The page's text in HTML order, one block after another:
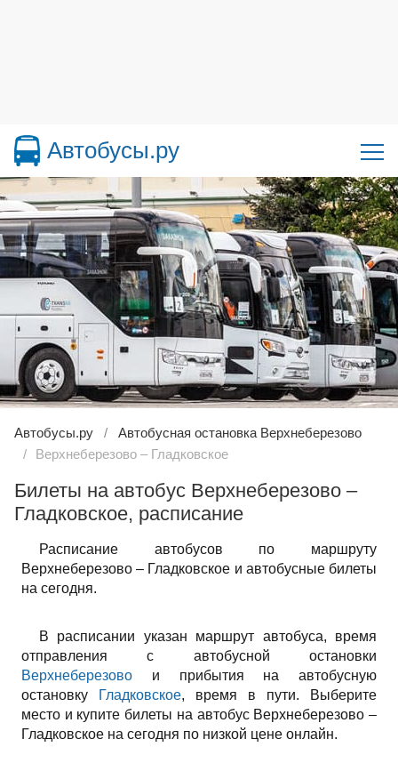
Автобусы.ру
Автобусы.ру
Автобусная остановка Верхнеберезово
Верхнеберезово – Гладковское
Билеты на автобус Верхнеберезово –
Гладковское, расписание
Расписание автобусов по маршруту
Верхнеберезово – Гладковское и автобусные билеты
на сегодня.
В расписании указан маршрут автобуса, время
отправления с автобусной остановки
Верхнеберезово и прибытия на автобусную
остановку
Гладковское, время в пути. Выберите
место и купите билеты на автобус Верхнеберезово –
Гладковское на сегодня по низкой цене онлайн.